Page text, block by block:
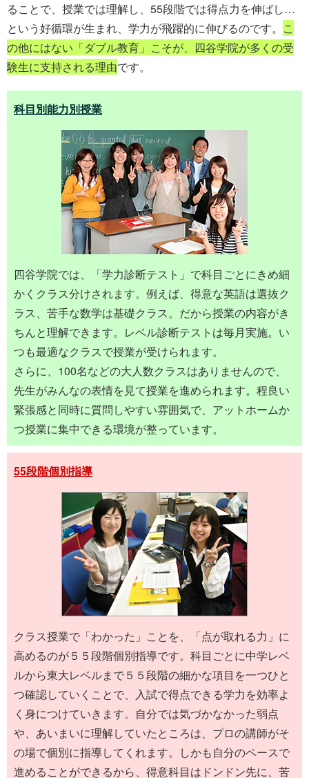
ることで、授業では理解し、55段階では得点力を伸ばし…
という好循環が生まれ、学力が飛躍的に伸びるのです。 こ
の他にはない「ダブル教育」こそが、四谷学院が多くの受
験生に支持される理由です。
科目別能力別授業
四谷学院では、「学力診断テスト」で科目ごとにきめ細
かくクラス分けされます。例えば、得意な英語は選抜ク
ラス、苦手な数学は基礎クラス。だから授業の内容がき
ちんと理解できます。レベル診断テストは毎月実施。い
つも最適なクラスで授業が受けられます。
さらに、100名などの大人数クラスはありませんので、
先生がみんなの表情を見て授業を進められます。程良い
緊張感と同時に質問しやすい雰囲気で、アットホームか
つ授業に集中できる環境が整っています。
55段階個別指導
クラス授業で「わかった」ことを、「点が取れる力」に
高めるのが５５段階個別指導です。科目ごとに中学レベ
ルから東大レベルまで５５段階の細かな項目を一つひと
つ確認していくことで、入試で得点できる学力を効率よ
く身につけていきます。自分では気づかなかった弱点
や、あいまいに理解していたところは、プロの講師がそ
の場で個別に指導してくれます。しかも自分のペースで
進めることができるから、得意科目はドンドン先に、苦